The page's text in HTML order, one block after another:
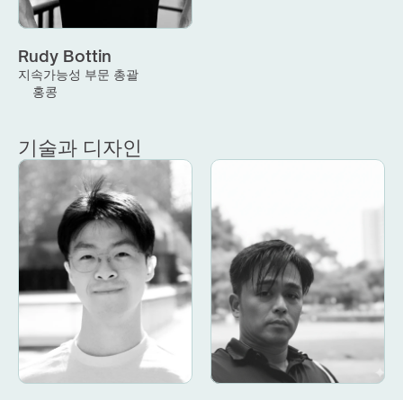
Rudy Bottin
지속가능성 부문 총괄
홍콩
기술과 디자인